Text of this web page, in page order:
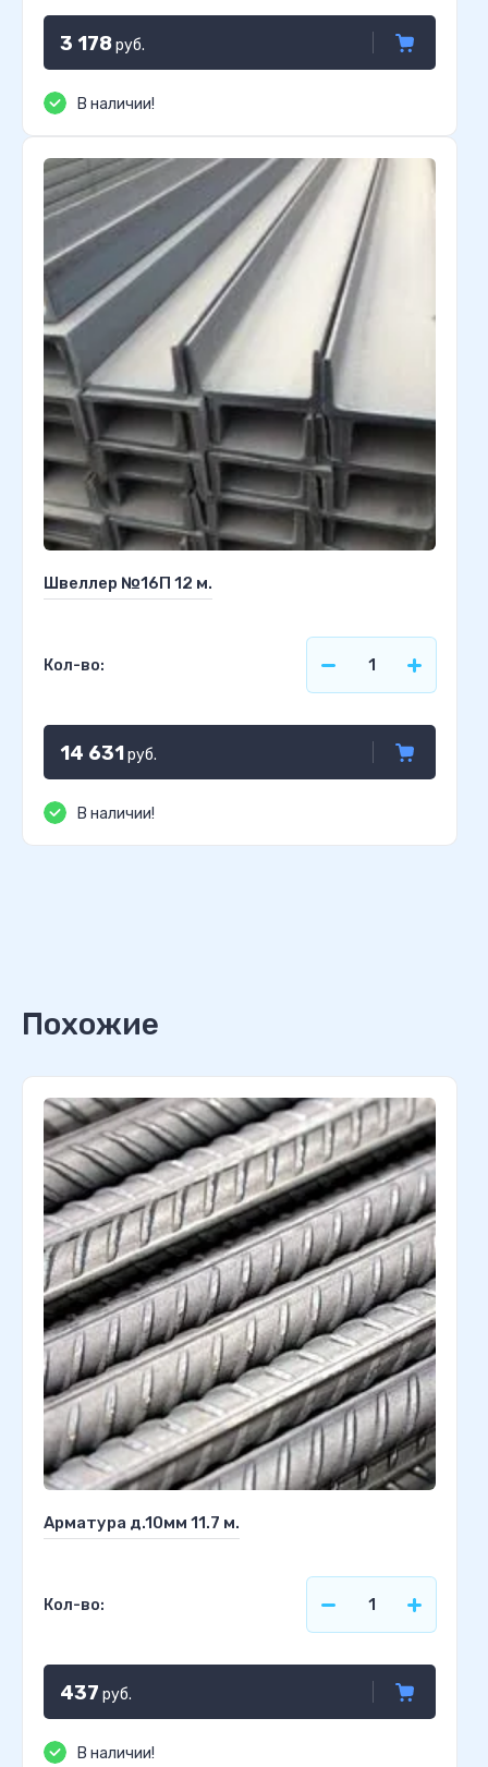
3 178руб.
В наличии!
Швеллер №16П 12 м.
Кол-во:
14 631руб.
В наличии!
Похожие
Арматура д.10мм 11.7 м.
Кол-во:
437 руб.
В наличии!